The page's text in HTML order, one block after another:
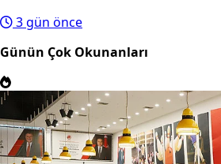
3 gün önce
Günün Çok Okunanları